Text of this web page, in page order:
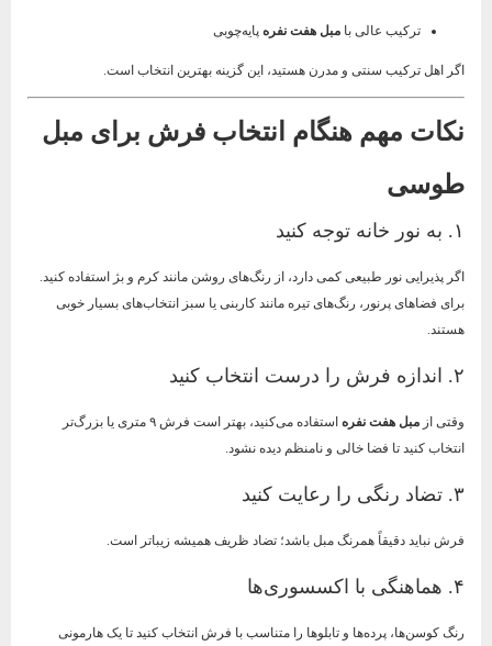
ترکیب عالی بامبل هفت نفره پایه‌چوبی
اگر اهل ترکیب سنتی و مدرن هستید، این گزینه بهترین انتخاب است.
نکات مهم هنگام انتخاب فرش برای مبل
طوسی
اگر پذیرایی نور طبیعی کمی دارد، از رنگ‌های روشن مانند کرم و بژ استفاده کنید.
برای فضاهای پرنور، رنگ‌های تیره مانند کاربنی یا سبز انتخاب‌های بسیار خوبی
هستند.
۲. اندازه فرش را درست انتخاب کنید
وقتی ازمبل هفت نفره
استفاده می‌کنید، بهتر است فرش ۹ متری یا بزرگ‌تر
انتخاب کنید تا فضا خالی و نامنظم دیده نشود.
۳. تضاد رنگی را رعایت کنید
فرش نباید دقیقاً همرنگ مبل باشد؛ تضاد ظریف همیشه زیباتر است.
۴. هماهنگی با اکسسوری‌ها
رنگ کوسن‌ها، پرده‌ها و تابلوها را متناسب با فرش انتخاب کنید تا یک هارمونی